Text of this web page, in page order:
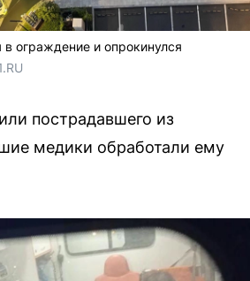
ограждение и опрокинулся
пострадавшего из
медики обработали ему